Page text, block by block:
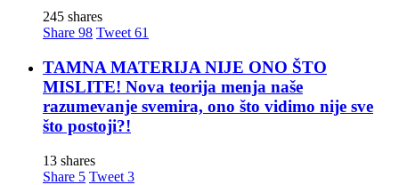
245 shares
Share 98 Tweet 61
TAMNA MATERIJA NIJE ONO ŠTO
MISLITE! Nova teorija menja naše
razumevanje svemira, ono što vidimo nije sve
što postoji?!
13 shares
Share 5 Tweet 3